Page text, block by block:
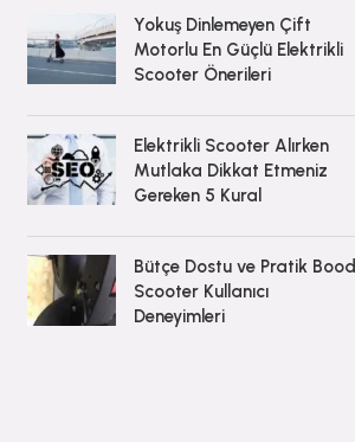
Yokuş Dinlemeyen Çift
Motorlu En Güçlü Elektrikli
Scooter Önerileri
Elektrikli Scooter Alırken
Mutlaka Dikkat Etmeniz
Gereken 5 Kural
Bütçe Dostu ve Pratik Bood
Scooter Kullanıcı
Deneyimleri